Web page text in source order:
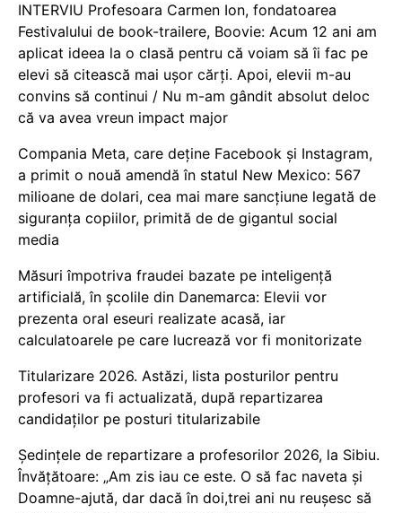
INTERVIU Profesoara Carmen Ion, fondatoarea
Festivalului de book-trailere, Boovie: Acum 12 ani am
aplicat ideea la o clasă pentru că voiam să îi fac pe
elevi să citească mai ușor cărți. Apoi, elevii m-au
convins să continui / Nu m-am gândit absolut deloc
că va avea vreun impact major
Compania Meta, care deține Facebook și Instagram,
a primit o nouă amendă în statul New Mexico: 567
milioane de dolari, cea mai mare sancțiune legată de
siguranța copiilor, primită de de gigantul social
media
Măsuri împotriva fraudei bazate pe inteligență
artificială, în școlile din Danemarca: Elevii vor
prezenta oral eseuri realizate acasă, iar
calculatoarele pe care lucrează vor fi monitorizate
Titularizare 2026. Astăzi, lista posturilor pentru
profesori va fi actualizată, după repartizarea
candidaților pe posturi titularizabile
Ședințele de repartizare a profesorilor 2026, la Sibiu.
Învățătoare: „Am zis iau ce este. O să fac naveta și
Doamne-ajută, dar dacă în doi,trei ani nu reușesc să